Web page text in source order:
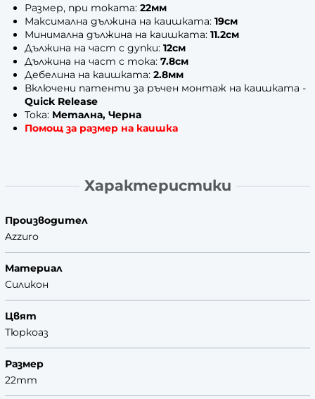
Размер, при токата: 22мм
Максимална дължина на каишката: 19см
Минимална дължина на каишката: 11.2см
Дължина на част с дупки: 12см
Дължина на част с тока: 7.8см
Дебелина на каишката: 2.8мм
Включени патенти за ръчен монтаж на каишката -
Quick Release
Тока: Метална, Черна
Помощ за размер на каишка
Характеристики
Производител
Azzuro
Материал
Силикон
Цвят
Тюркоаз
Размер
22mm